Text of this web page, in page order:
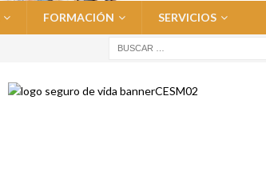
FORMACIÓN SERVICIOS